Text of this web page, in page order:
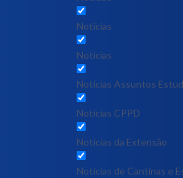
Notícias
Notícias
Notícias Assuntos
Notícias CPPD
Notícias da Extensão
Notícias de Cantinas e